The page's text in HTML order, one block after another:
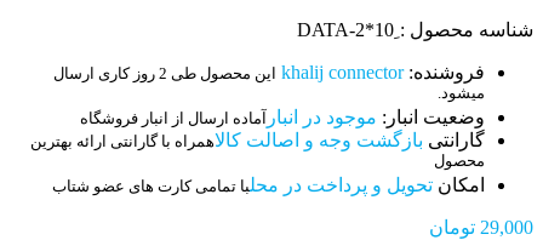
شناسه محصول : ِDATA-2*10
فروشنده:khalij connector این محصول طی 2 روز کاری ارسال
میشود.
وضعیت انبار: موجود در انبار آماده ارسال از انبار فروشگاه
گارانتی بازگشت وجه و اصالت کالاهمراه با گارانتی ارائه بهترین
محصول
امکان تحویل و پرداخت در محلبا تمامی کارت های عضو شتاب
29,000 تومان